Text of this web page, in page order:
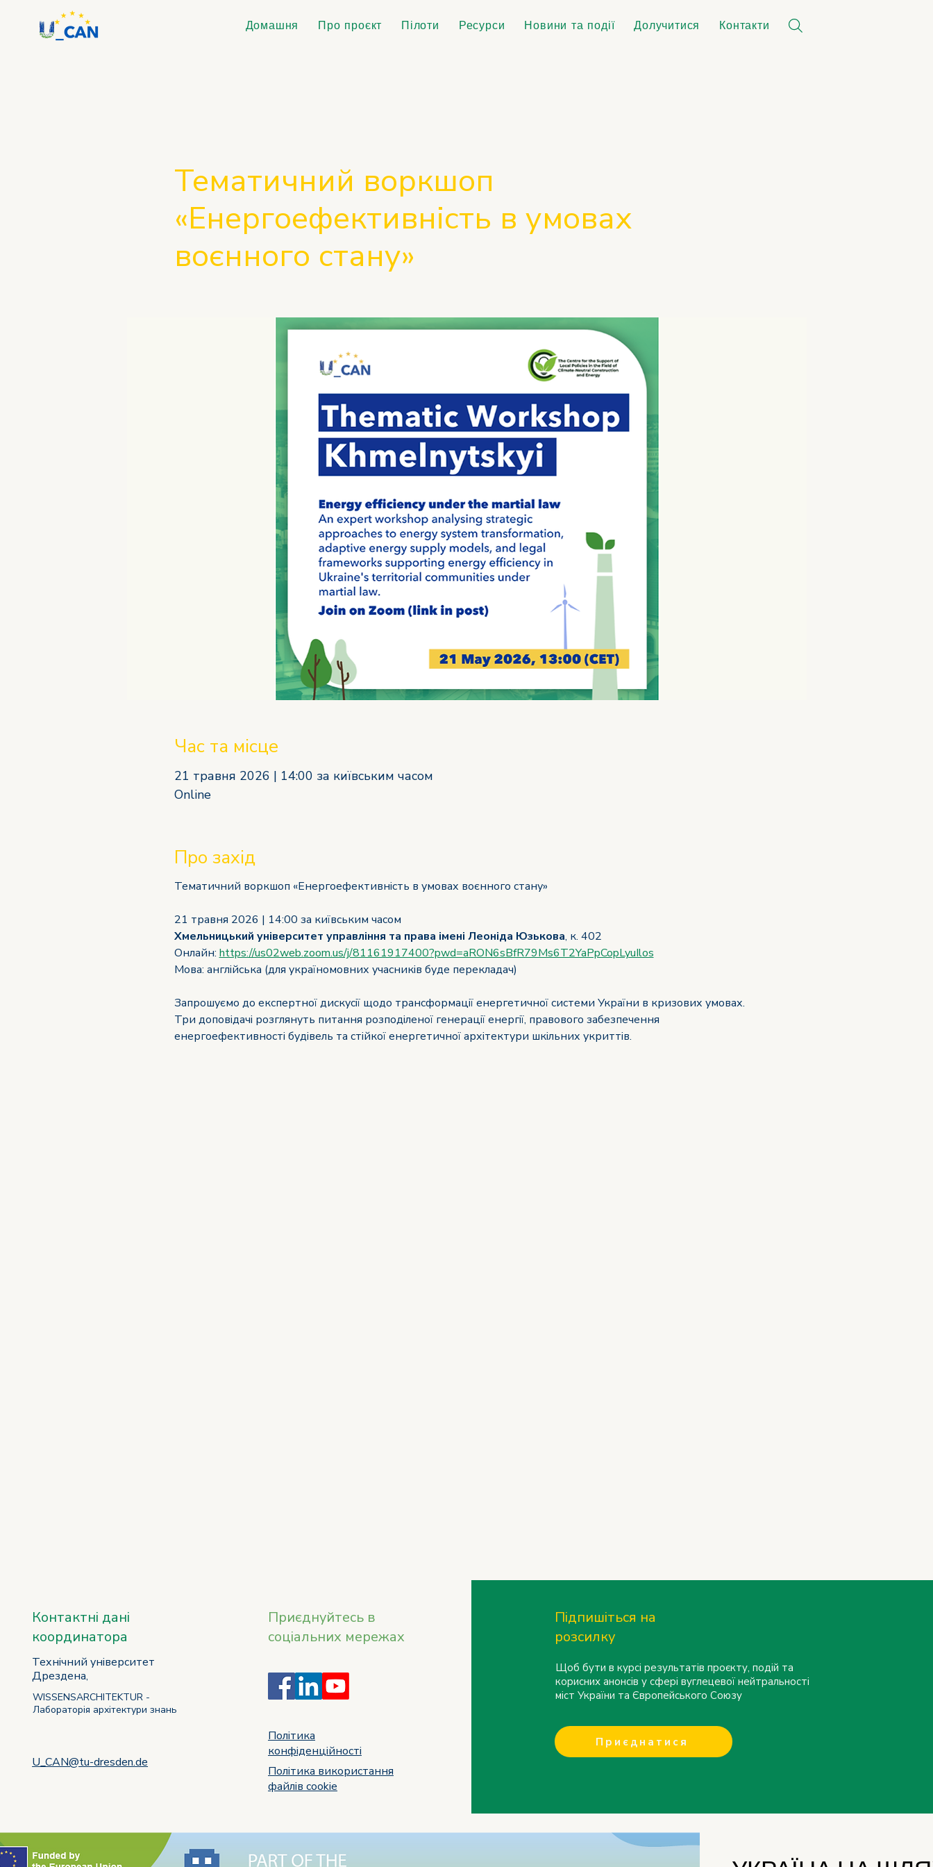
Домашня Про проєкт Пілоти Ресурси Новини та події Долучитися Контакти
Тематичний воркшоп
«Енергоефективність в умовах
воєнного стану»
Час та місце
21 травня 2026 | 14:00 за київським часом
Online
Про захід
Тематичний воркшоп «Енергоефективність в умовах воєнного стану»
21 травня 2026 | 14:00 за київським часом
Хмельницький університет управління та права імені Леоніда Юзькова, к. 402
Онлайн: https://us02web.zoom.us/j/81161917400?pwd=aRON6sBfR79Ms6T2YaPpCopLyuIlos
Мова: англійська (для україномовних учасників буде перекладач)
Запрошуємо до експертної дискусії щодо трансформації енергетичної системи України в кризових умовах.
Три доповідачі розглянуть питання розподіленої генерації енергії, правового забезпечення
енергоефективності будівель та стійкої енергетичної архітектури шкільних укриттів.
Контактні дані
координатора
Технічний університет
Дрездена,
WISSENSARCHITEKTUR -
Лабораторія архітектури знань
U_CAN@tu-dresden.de
Приєднуйтесь в
соціальних мережах
Політика
конфіденційності
Політика використання
файлів cookie
Підпишіться на
розсилку
Щоб бути в курсі результатів проєкту, подій та
корисних анонсів у сфері вуглецевої нейтральності
міст України та Європейського Союзу
Приєднатися